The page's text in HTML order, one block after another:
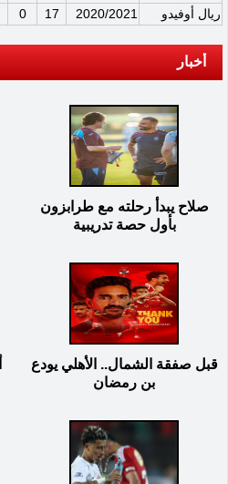
ريال أوفيدو
2020/2021
17
0
أخبار
صلاح يبدأ رحلته مع طرابزون
بأول حصة تدريبية
قبل صفقة الشمال.. الأهلي يودع
بن رمضان